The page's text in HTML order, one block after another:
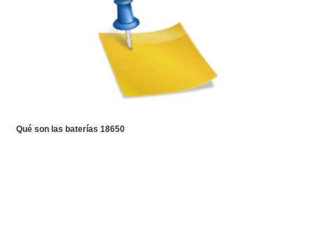
Qué son las baterías 18650